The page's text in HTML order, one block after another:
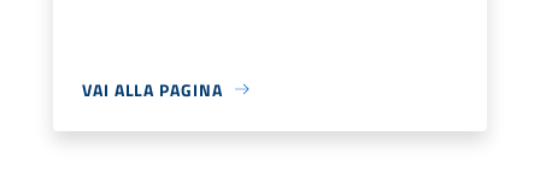
VAI ALLA PAGINA